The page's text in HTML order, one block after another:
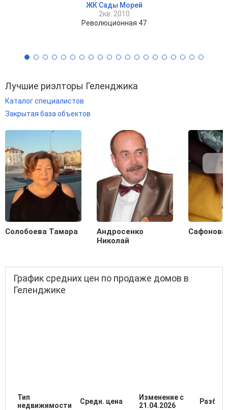
ЖК Сады Морей
2кв. 2010
Революционная 47
Лучшие риэлторы Геленджика
Каталог специалистов
Закрытая база объектов
Солобоева Тамара
Андросенко
Николай
График средних цен по продаже домов в
Геленджике
Тип
недвижимости
Средн. цена
Изменение с
21.04.2026